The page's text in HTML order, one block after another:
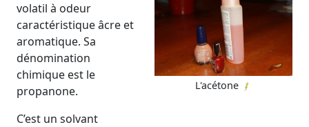
L'acétone
volatil à odeur
caractéristique âcre et
aromatique. Sa
dénomination
chimique est le
propanone.
C’est un solvant